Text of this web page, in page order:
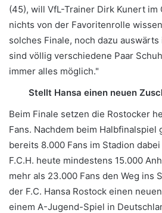
(45), will VfL-Trainer Dirk Kunert im
nichts von der Favoritenrolle
solches Finale, noch dazu
sind völlig verschiedene Paar
immer alles möglich."
Stellt Hansa einen neuen
Beim Finale setzen die Rostocker
Fans. Nachdem beim Halbfinalspiel
bereits 8.000 Fans im Stadion
F.C.H. heute mindestens 15.000
mehr als 23.000 Fans den Weg ins
der F.C. Hansa Rostock einen
einem A-Jugend-Spiel in